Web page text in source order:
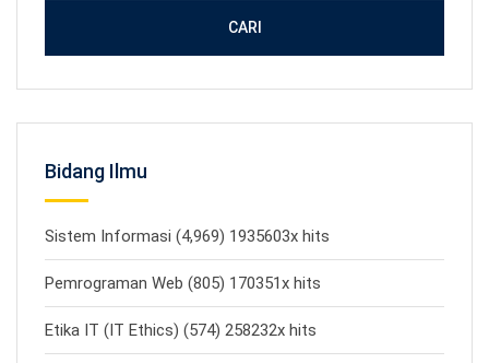
CARI
Bidang Ilmu
Sistem Informasi (4,969) 1935603x hits
Pemrograman Web (805) 170351x hits
Etika IT (IT Ethics) (574) 258232x hits